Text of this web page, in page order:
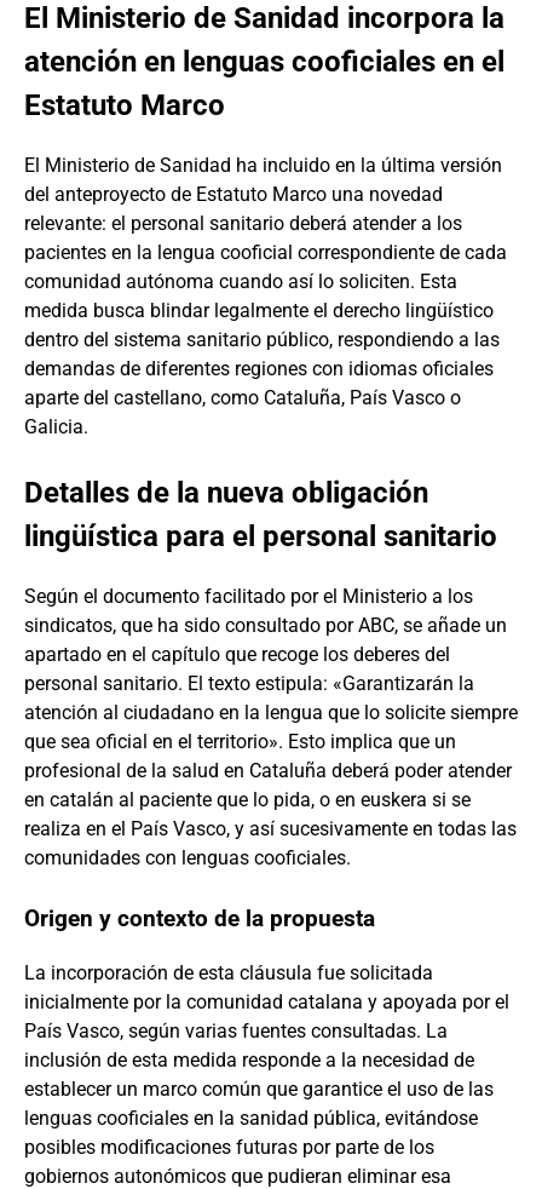
El Ministerio de Sanidad incorpora la
atención en lenguas cooficiales en el
Estatuto Marco
El Ministerio de Sanidad ha incluido en la última versión
del anteproyecto de Estatuto Marco una novedad
relevante: el personal sanitario deberá atender a los
pacientes en la lengua cooficial correspondiente de cada
comunidad autónoma cuando así lo soliciten. Esta
medida busca blindar legalmente el derecho lingüístico
dentro del sistema sanitario público, respondiendo a las
demandas de diferentes regiones con idiomas oficiales
aparte del castellano, como Cataluña, País Vasco o
Galicia.
Detalles de la nueva obligación
lingüística para el personal sanitario
Según el documento facilitado por el Ministerio a los
sindicatos, que ha sido consultado por ABC, se añade un
apartado en el capítulo que recoge los deberes del
personal sanitario. El texto estipula: «Garantizarán la
atención al ciudadano en la lengua que lo solicite siempre
que sea oficial en el territorio». Esto implica que un
profesional de la salud en Cataluña deberá poder atender
en catalán al paciente que lo pida, o en euskera si se
realiza en el País Vasco, y así sucesivamente en todas las
comunidades con lenguas cooficiales.
Origen y contexto de la propuesta
La incorporación de esta cláusula fue solicitada
inicialmente por la comunidad catalana y apoyada por el
País Vasco, según varias fuentes consultadas. La
inclusión de esta medida responde a la necesidad de
establecer un marco común que garantice el uso de las
lenguas cooficiales en la sanidad pública, evitándose
posibles modificaciones futuras por parte de los
gobiernos autonómicos que pudieran eliminar esa